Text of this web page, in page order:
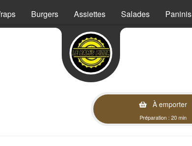
Burgers Assiettes Salades Paninis
À emporter
Préparation : 20 min